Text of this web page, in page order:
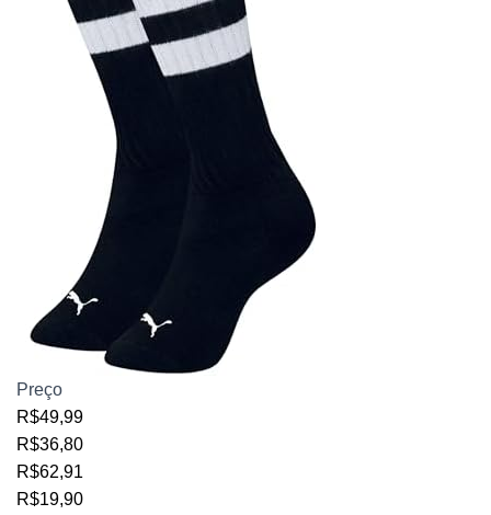
Preço
R$49,99
R$36,80
R$62,91
R$19,90